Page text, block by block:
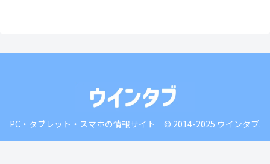
PC・タブレット・スマホの情報サイト © 2014-2025 ウインタブ.